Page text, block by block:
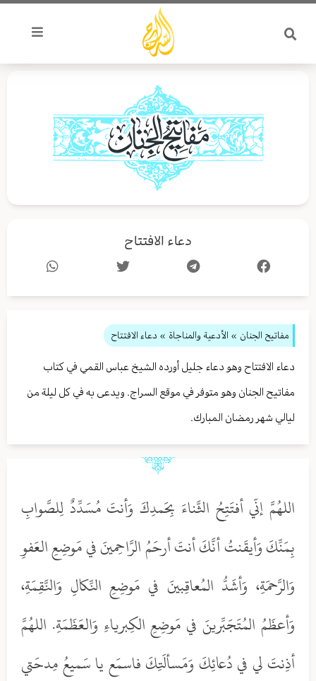
تخطي
المحتوى
دعاء الافتتاح
مفاتيح الجنان » الأدعية والمناجاة » دعاء الافتتاح
دعاء الافتتاح وهو دعاء جليل أورده الشيخ عباس القمي في كتاب
مفاتيح الجنان وهو متوفر في موقع السراج. ويدعى به في كل ليلة من
ليالي شهر رمضان المبارك.
اللهُمَّ إنّي أفتَتِحُ الثَّناءَ بِحَمدِكَ وَأنتَ مُسَدِّدٌ لِلصَّوابِ
بِمَنِّكَ وَأيقَنتُ أنَّكَ أنتَ أرحَمُ الرَّاحِمينَ في مَوضِعِ العَفوِ
وَالرَّحمَةِ، وَأشَدُّ المُعاقِبينَ في مَوضِعِ النِّكالِ وَالنَّقِمَةِ،
وَأعظَمُ المُتَجَبِّرينَ في مَوضِعِ الكِبرياءِ وَالعَظَمَةِ. اللهُمَّ
أذِنتَ لي في دُعائِكَ وَمَسألَتِكَ فاسمَع يا سَميعُ مِدحَتي